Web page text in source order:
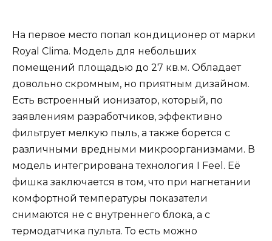
На первое место попал кондиционер от марки
Royal Clima. Модель для небольших
помещений площадью до 27 кв.м. Обладает
довольно скромным, но приятным дизайном.
Есть встроенный ионизатор, который, по
заявлениям разработчиков, эффективно
фильтрует мелкую пыль, а также борется с
различными вредными микроорганизмами. В
модель интегрирована технология I Feel. Её
фишка заключается в том, что при нагнетании
комфортной температуры показатели
снимаются не с внутреннего блока, а с
термодатчика пульта. То есть можно